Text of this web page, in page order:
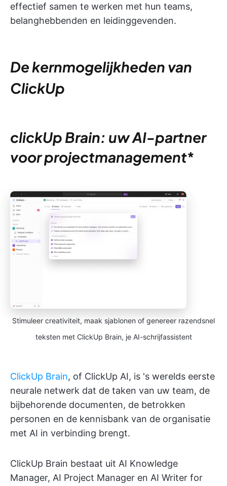
effectief samen te werken met hun teams,
belanghebbenden en leidinggevenden.
De kernmogelijkheden van
ClickUp
clickUp Brain: uw AI-partner
voor projectmanagement*
Stimuleer creativiteit, maak sjablonen of genereer razendsnel
teksten met ClickUp Brain, je AI-schrijfassistent
ClickUp Brain, of ClickUp AI, is 's werelds eerste
neurale netwerk dat de taken van uw team, de
bijbehorende documenten, de betrokken
personen en de kennisbank van de organisatie
met AI in verbinding brengt.
ClickUp Brain bestaat uit AI Knowledge
Manager, AI Project Manager en AI Writer for